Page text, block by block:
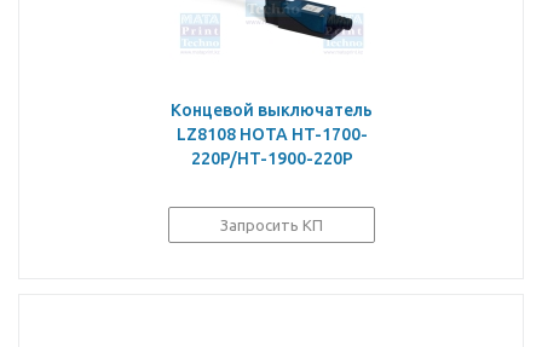
Концевой выключатель
LZ8108 HOTA HT-1700-
220P/HT-1900-220P
Запросить КП